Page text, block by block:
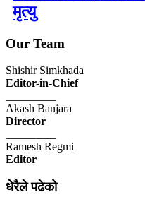
मृत्यु
Our Team
Shishir Simkhada
Editor-in-Chief
Akash Banjara
Director
Ramesh Regmi
Editor
धेरैले पढेको